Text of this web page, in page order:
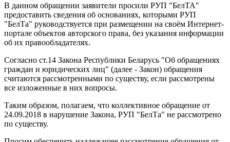
В данном обращении заявители просили РУП "БелТА"
предоставить сведения об основаниях, которыми РУП
"БелТа" руководствуется при размещении на своём Интернет-
портале объектов авторского права, без указания информации
об их правообладателях.
Согласно ст.14 Закона Республики Беларусь "Об обращениях
граждан и юридических лиц" (далее - Закон) обращения
считаются рассмотренными по существу, если рассмотрены
все изложенные в них вопросы.
Таким образом, полагаем, что коллективное обращение от
24.09.2018 в нарушение Закона, РУП "БелТа" не рассмотрено
по существу.